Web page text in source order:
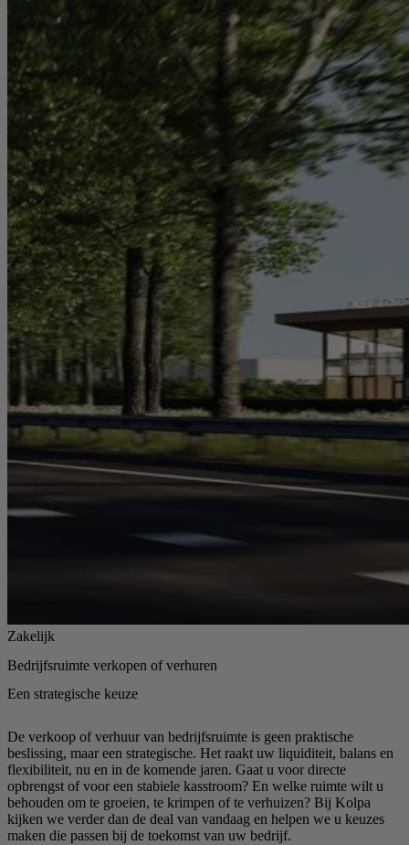
Zakelijk
Bedrijfsruimte verkopen of verhuren
Een strategische keuze
De verkoop of verhuur van bedrijfsruimte is geen praktische
beslissing, maar een strategische. Het raakt uw liquiditeit, balans en
flexibiliteit, nu en in de komende jaren. Gaat u voor directe
opbrengst of voor een stabiele kasstroom? En welke ruimte wilt u
behouden om te groeien, te krimpen of te verhuizen? Bij Kolpa
kijken we verder dan de deal van vandaag en helpen we u keuzes
maken die passen bij de toekomst van uw bedrijf.